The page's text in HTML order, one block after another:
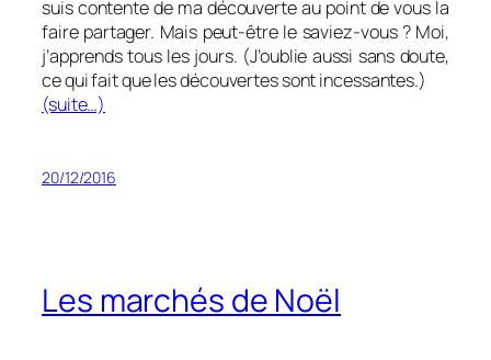
suis contente de ma découverte au point de vous la
faire partager. Mais peut-être le saviez-vous ? Moi,
j’apprends tous les jours. (J’oublie aussi sans doute,
ce qui fait que les découvertes sont incessantes.)
(suite…)
20/12/2016
Les marchés de Noël